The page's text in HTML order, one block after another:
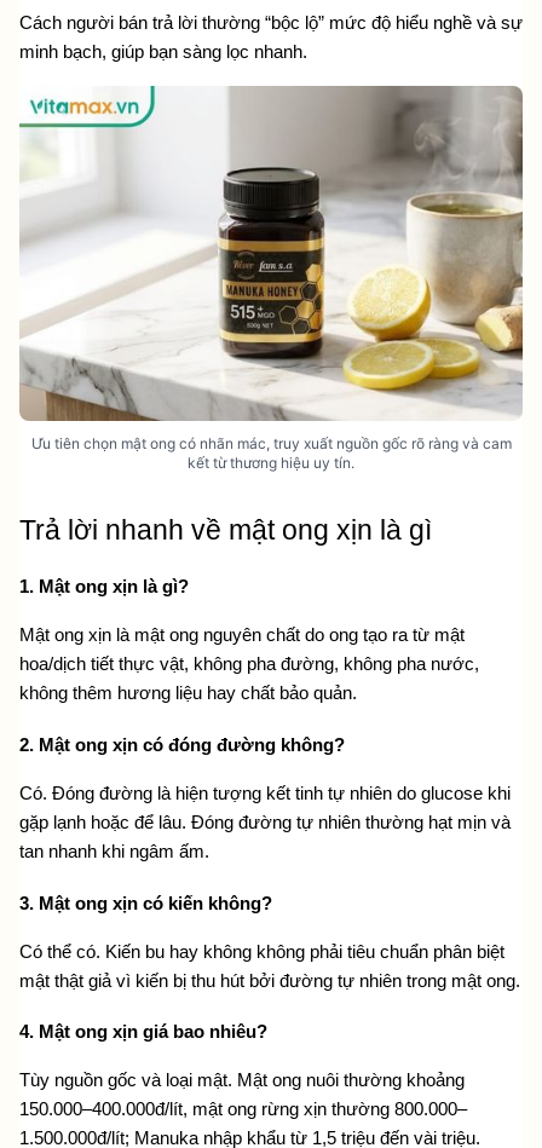
Cách người bán trả lời thường “bộc lộ” mức độ hiểu nghề và sự
minh bạch, giúp bạn sàng lọc nhanh.
Ưu tiên chọn mật ong có nhãn mác, truy xuất nguồn gốc rõ ràng và cam
kết từ thương hiệu uy tín.
Trả lời nhanh về mật ong xịn là gì
1. Mật ong xịn là gì?
Mật ong xịn là mật ong nguyên chất do ong tạo ra từ mật
hoa/dịch tiết thực vật, không pha đường, không pha nước,
không thêm hương liệu hay chất bảo quản.
2. Mật ong xịn có đóng đường không?
Có. Đóng đường là hiện tượng kết tinh tự nhiên do glucose khi
gặp lạnh hoặc để lâu. Đóng đường tự nhiên thường hạt mịn và
tan nhanh khi ngâm ấm.
3. Mật ong xịn có kiến không?
Có thể có. Kiến bu hay không không phải tiêu chuẩn phân biệt
mật thật giả vì kiến bị thu hút bởi đường tự nhiên trong mật ong.
4. Mật ong xịn giá bao nhiêu?
Tùy nguồn gốc và loại mật. Mật ong nuôi thường khoảng
150.000–400.000đ/lít, mật ong rừng xịn thường 800.000–
1.500.000đ/lít; Manuka nhập khẩu từ 1,5 triệu đến vài triệu.